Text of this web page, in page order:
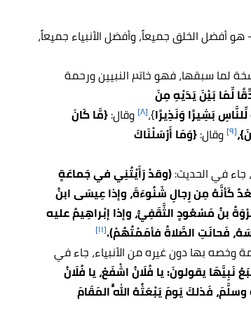
أفضل الخلق جميعاً، وأفضل الأنبياء جميعاً،
لما سبقها، فهو خاتم النبيين ورحمة
لِّمَا بَيْنَ يَدَيْهِ مِنَ
بَشِيرًا وَنَذِيرًا}،[٨] وقال:{مَّا كَانَ
[٩] وقال:{وَمَا أَرْسَلْنَاكَ
جاء في الحديث:(وقدْ رَأَيْتُنِي في جَماعَةٍ
كَأنَّهُ مِن رِجالِ شَنُوءَةَ، وإذا عِيسَى ابنُ
بنُ مَسْعُودٍ الثَّقَفِيُّ، وإذا إبْراهِيمُ عليه
فَحانَتِ الصَّلاةُ فأمَمْتُهُمْ).[١١]
وخصه بها دون غيره من الأنبياء، جاء في
نَبِيَّهَا يقولونَ: يا فُلَانُ اشْفَعْ، يا فُلَانُ
فَذلكَ يَومَ يَبْعَثُهُ اللَّهُ المَقَامَ